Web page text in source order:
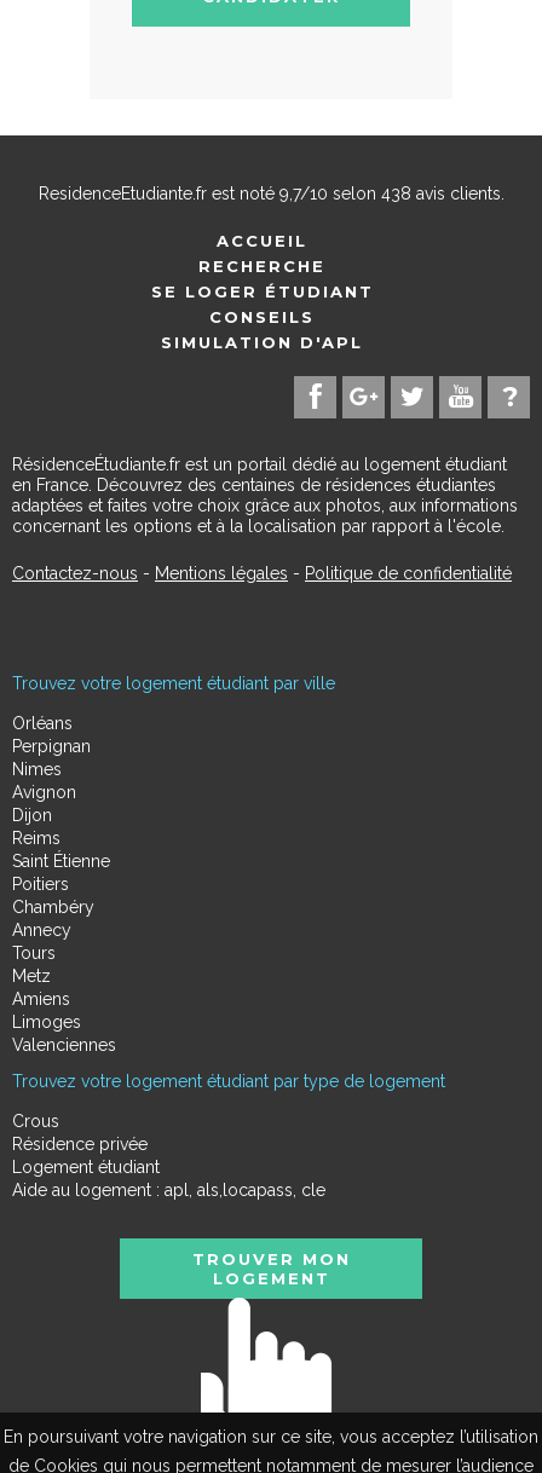
En poursuivant votre navigation sur ce site, vous acceptez l’utilisation
de Cookies qui nous permettent notamment de mesurer l’audience
ResidenceEtudiante.frest noté 9,7/10 selon 438 avis clients.
ACCUEIL
RECHERCHE
SE LOGER ÉTUDIANT
CONSEILS
SIMULATION D'APL
RésidenceÉtudiante.fr est un portail dédié au logement étudiant
en France. Découvrez des centaines de résidences étudiantes
adaptées et faites votre choix grâce aux photos, aux informations
concernant les options et à la localisation par rapport à l'école.
Contactez-nous - Mentions légales - Politique de confidentialité
Trouvez votre logement étudiant par ville
Orléans
Perpignan
Nimes
Avignon
Dijon
Reims
Saint Étienne
Poitiers
Chambéry
Annecy
Tours
Metz
Amiens
Limoges
Valenciennes
Trouvez votre logement étudiant par type de logement
Crous
Résidence privée
Logement étudiant
Aide au logement : apl, als,locapass, cle
TROUVER MON
LOGEMENT